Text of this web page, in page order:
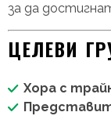
за да
ЦЕЛЕВИ
Хора с